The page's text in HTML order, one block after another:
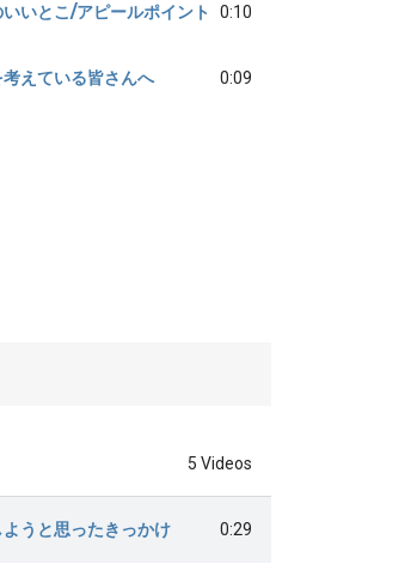
いとこ/アピールポイント 0:10
考えている皆さんへ 0:09
5 Videos
ようと思ったきっかけ 0:29